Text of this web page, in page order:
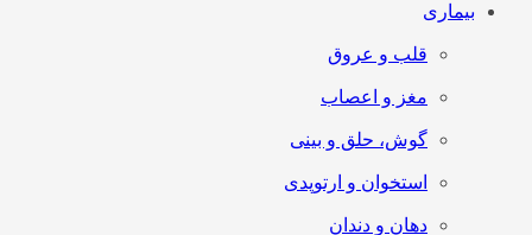
بیماری
قلب و عروق
مغز و اعصاب
گوش، حلق و بینی
استخوان و ارتوپدی
دهان و دندان